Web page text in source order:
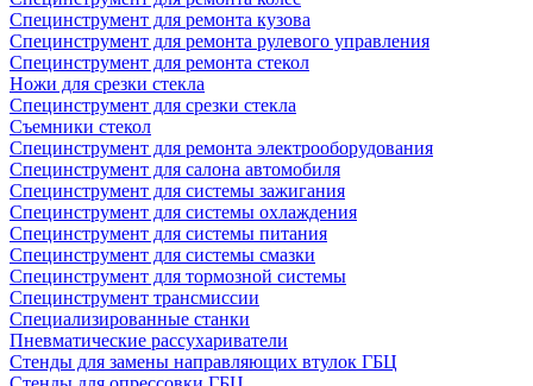
Специнструмент для ремонта кузова
Специнструмент для ремонта рулевого управления
Специнструмент для ремонта стекол
Ножи для срезки стекла
Специнструмент для срезки стекла
Съемники стекол
Специнструмент для ремонта электрооборудования
Специнструмент для салона автомобиля
Специнструмент для системы зажигания
Специнструмент для системы охлаждения
Специнструмент для системы питания
Специнструмент для системы смазки
Специнструмент для тормозной системы
Специнструмент трансмиссии
Специализированные станки
Пневматические рассухариватели
Стенды для замены направляющих втулок ГБЦ